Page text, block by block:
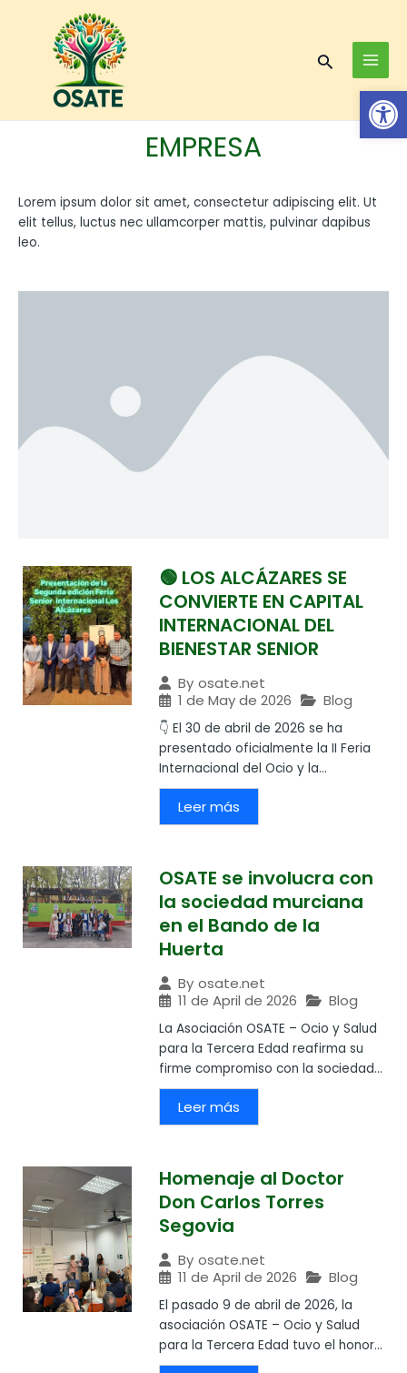
Search
EMPRESA
Lorem ipsum dolor sit amet, consectetur adipiscing elit. Ut
elit tellus, luctus nec ullamcorper mattis, pulvinar dapibus
leo.
🟢 LOS ALCÁZARES SE
CONVIERTE EN CAPITAL
INTERNACIONAL DEL
BIENESTAR SENIOR
By osate.net
1 de May de 2026
Blog
👇 El 30 de abril de 2026 se ha
presentado oficialmente la II Feria
Internacional del Ocio y la...
Leer más
OSATE se involucra con
la sociedad murciana
en el Bando de la
Huerta
By osate.net
11 de April de 2026
Blog
La Asociación OSATE – Ocio y Salud
para la Tercera Edad reafirma su
firme compromiso con la sociedad...
Leer más
Homenaje al Doctor
Don Carlos Torres
Segovia
By osate.net
11 de April de 2026
Blog
El pasado 9 de abril de 2026, la
asociación OSATE – Ocio y Salud
para la Tercera Edad tuvo el honor...